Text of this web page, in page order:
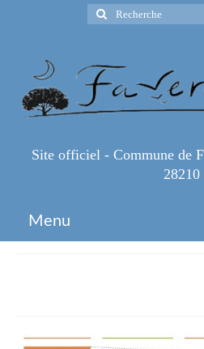
Rechercher
:
Site officiel - Commune de
28210
Menu
Infos Pratiques